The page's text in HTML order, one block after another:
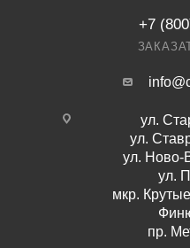
+7
ул.
ул.
ул. Ново-
ул.
мкр.
пр.